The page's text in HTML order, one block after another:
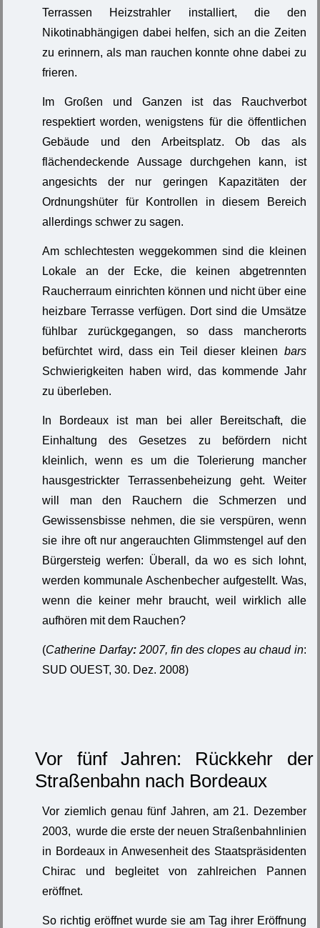
Terrassen Heizstrahler installiert, die den
Nikotinabhängigen dabei helfen, sich an die Zeiten
zu erinnern, als man rauchen konnte ohne dabei zu
frieren.
Im Großen und Ganzen ist das Rauchverbot
respektiert worden, wenigstens für die öffentlichen
Gebäude und den Arbeitsplatz. Ob das als
flächendeckende Aussage durchgehen kann, ist
angesichts der nur geringen Kapazitäten der
Ordnungshüter für Kontrollen in diesem Bereich
allerdings schwer zu sagen.
Am schlechtesten weggekommen sind die kleinen
Lokale an der Ecke, die keinen abgetrennten
Raucherraum einrichten können und nicht über eine
heizbare Terrasse verfügen. Dort sind die Umsätze
fühlbar zurückgegangen, so dass mancherorts
befürchtet wird, dass ein Teil dieser kleinen bars
Schwierigkeiten haben wird, das kommende Jahr
zu überleben.
In Bordeaux ist man bei aller Bereitschaft, die
Einhaltung des Gesetzes zu befördern nicht
kleinlich, wenn es um die Tolerierung mancher
hausgestrickter Terrassenbeheizung geht. Weiter
will man den Rauchern die Schmerzen und
Gewissensbisse nehmen, die sie verspüren, wenn
sie ihre oft nur angerauchten Glimmstengel auf den
Bürgersteig werfen: Überall, da wo es sich lohnt,
werden kommunale Aschenbecher aufgestellt. Was,
wenn die keiner mehr braucht, weil wirklich alle
aufhören mit dem Rauchen?
(Catherine Darfay:2007, fin des clopes au chaud in:
SUD OUEST, 30. Dez. 2008)
Vor fünf Jahren: Rückkehr der
Straßenbahn nach Bordeaux
Vor ziemlich genau fünf Jahren, am 21. Dezember
2003, wurde die erste der neuen Straßenbahnlinien
in Bordeaux in Anwesenheit des Staatspräsidenten
Chirac und begleitet von zahlreichen Pannen
eröffnet.
So richtig eröffnet wurde sie am Tag ihrer Eröffnung